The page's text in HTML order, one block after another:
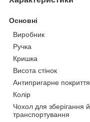
Основні
Виробник
Ручка
Кришка
Висота стінок
Антипригарне покриття
Колір
Чохол для зберігання й
транспортування